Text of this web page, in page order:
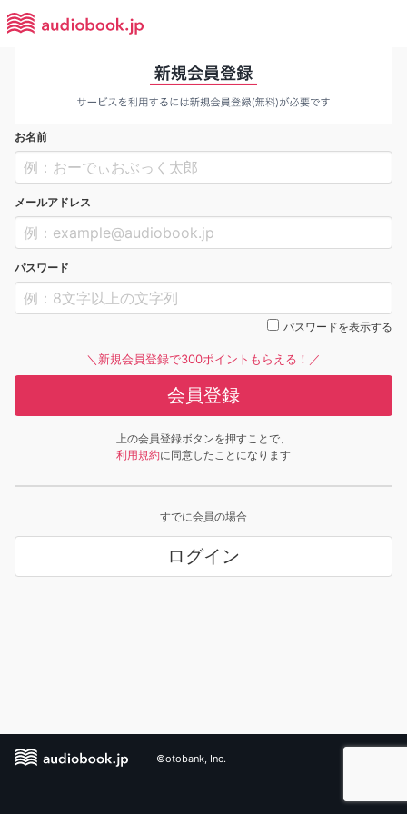
お名前
メールアドレス
パスワード
パスワードを表示する
＼新規会員登録で300ポイントもらえる！／
会員登録
上の会員登録ボタンを押すことで、
利用規約に同意したことになります
すでに会員の場合
ログイン
©otobank, Inc.